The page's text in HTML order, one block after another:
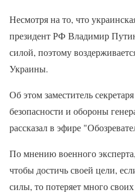
Несмотря на то, что
президент РФ Владимир
силой, поэтому
Украины.
Об этом заместитель
безопасности и обороны
рассказал в эфире
По мнению военного
чтобы достичь своей цели,
силы, то потеряет много